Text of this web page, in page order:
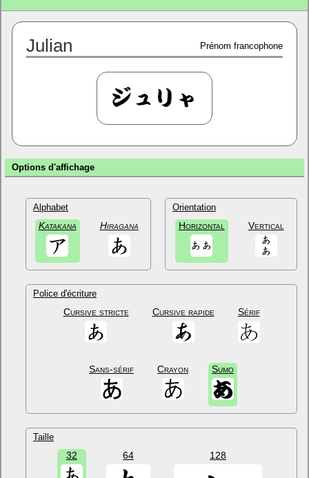
Julian Prénom francophone
Options d'affichage
Alphabet
Katakana Hiragana
Orientation
Horizontal Vertical
Police d'écriture
Cursive stricte Cursive rapide Sérif
Sans-sérif Crayon Sumo
Taille
32 64 128